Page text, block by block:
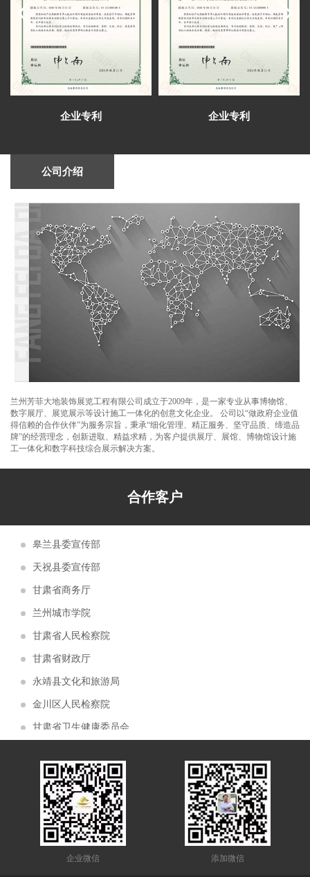
室、视频室等设计施工
芳菲大地公司于2023新春之际组织兰州和西
了专家学者的肯定和好评
芳菲大地展览公司中标甘肃财贸职业学院信
息化校史馆建设项目
心怀感恩，与爱同行——芳菲大地开展志愿
室、视频会议室的设计施工
芳菲大地完成甘肃建投矿业公司综合会议
室、视频室等设计施工
芳菲大地装饰展览设计施工的张掖数字政府
革新升 精艺为公）
芳菲大地展览中标祁连山国家级自然保护区
自然教育与生态体验展馆项目
甘肃省副省长孙雪涛率团参加首届中国（武
汉）文化旅游博览会
芳菲大地圆满完成首届中国（武汉）文化旅
游博览会甘肃主题形象馆设计施工
芳菲大地设计的兰州新区税务局党建展厅、
党员阅览活动室正式交付使用
芳菲大地装饰展览设计施工的庆阳市环县荣
誉馆，于2021年10月8日正式完工
兰州芳菲大地设计施工的陈列馆及展厅得到
了专家学者的肯定和好评
芳菲大地为第五届文博会第十届敦煌行·丝绸
之路国际旅游节策划设计布展施工
由芳菲大地设计承建的武警嘉峪关支队营区
文化建设项目顺利完工投入使用
甘肃工业职业技术学院党组书记杨声等领导
实地调研芳菲大地施工现场
甘南美仁大草原游客接待中心案例分享
甘肃建投绿色建材产业集团“企业文化展厅及
27日在西宁会展中心隆重举行
芳菲大地装饰展览为新区农投集团进行了兰
进行了展位设计及搭建施工
第27届兰洽会明日隆重举行，芳菲大地热忱
欢迎您前来参观体验！
阿克塞红柳湾大坝图村村史馆案例分享
青海青稞酒业公司展厅案例分享
甘肃机电职业技术学院校史馆
建投矿业案例分享
6月6日，首届中国（青海）国际生态博览会
在西宁市如期举行。由兰州芳菲大地展览设计施
工的甘肃展厅，成为本届展会的简约小清新。
由兰州芳菲大地装饰展览公司设计的 “ 中国
移动通信集团 甘肃有限公司张掖分公司 ” 办公
大楼整体设计项目于近日中标。
由兰州芳菲大地展览公司设计的佛慈制药公
司“兰州老街佛慈大药房形象店”首稿亮相。
由兰州芳菲大地展览公司设计的“甘肃机电职
馆”近期完成设计方案
热烈祝贺甘肃房地产业商会2021年会隆重召
甘肃金利达消防技术服务有限公司企业展厅
获甲方好评
由芳菲大地展览公司设计施工的白银矿山
（国家）精神纪念馆于近期完工
企业专利 企业专利
公司介绍
兰州芳菲大地装饰展览工程有限公司成立于2009年，是一家专业从事博物馆、
数字展厅、展览展示等设计施工一体化的创意文化企业。 公司以“做政府企业值
得信赖的合作伙伴”为服务宗旨，秉承“细化管理、精正服务、坚守品质、缔造品
牌”的经营理念，创新进取、精益求精，为客户提供展厅、展馆、博物馆设计施
工一体化和数字科技综合展示解决方案。
合作客户
甘肃省发展和改革委员会
甘肃祁连山国家级自然保护区管护中心
兰州市公安局交通警察支队
甘肃省教育厅
酒泉市博物馆
酒泉市公安局交通警察支队
甘肃省退役军人事务厅
甘肃机电职业技术学院
天祝县委宣传部
甘肃省商务厅
兰州城市学院
甘肃省人民检察院
甘肃省财政厅
永靖县文化和旅游局
金川区人民检察院
甘肃省卫生健康委员会
兰州交通大学
敦煌市规划馆
陇东学院
甘肃省工业和信息化委员会
白银国家矿山精神纪念馆
兰州大学企业微信 添加微信